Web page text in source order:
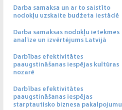
Darba samaksa un ar to saistīto
nodokļu uzskaite budžeta iestādē
Darba samaksas nodokļu ietekmes
analīze un izvērtējums Latvijā
Darbības efektivitātes
paaugstināšanas iespējas kultūras
nozarē
Darbības efektivitātes
paaugstināšanas iespējas
starptautisko biznesa pakalpojumu